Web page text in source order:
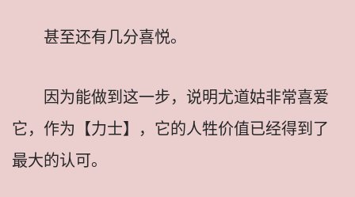
甚至还有几分喜悦。
因为能做到这一步，说明尤道姑非常喜爱
它，作为【力士】，它的人牲价值已经得到了
最大的认可。